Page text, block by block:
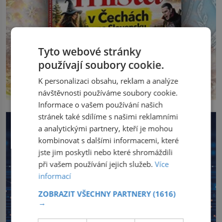
Tyto webové stránky
používají soubory cookie.
K personalizaci obsahu, reklam a analýze
návštěvnosti používáme soubory cookie.
Informace o vašem používání našich
stránek také sdílíme s našimi reklamními
a analytickými partnery, kteří je mohou
kombinovat s dalšími informacemi, které
jste jim poskytli nebo které shromáždili
při vašem používání jejich služeb.Více
informací
ZOBRAZIT VŠECHNY PARTNERY(1616)
→